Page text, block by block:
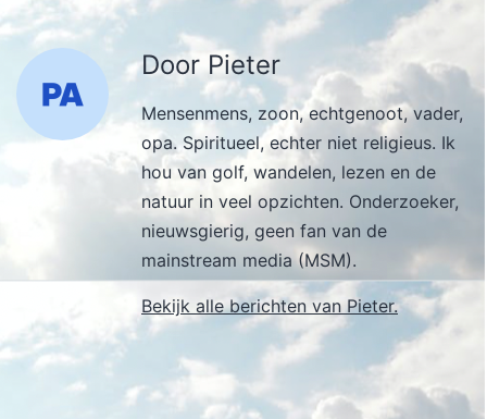
Door Pieter
Mensenmens, zoon, echtgenoot, vader,
opa. Spiritueel, echter niet religieus. Ik
hou van golf, wandelen, lezen en de
natuur in veel opzichten. Onderzoeker,
nieuwsgierig, geen fan van de
mainstream media (MSM).
Bekijk alle berichten van Pieter.